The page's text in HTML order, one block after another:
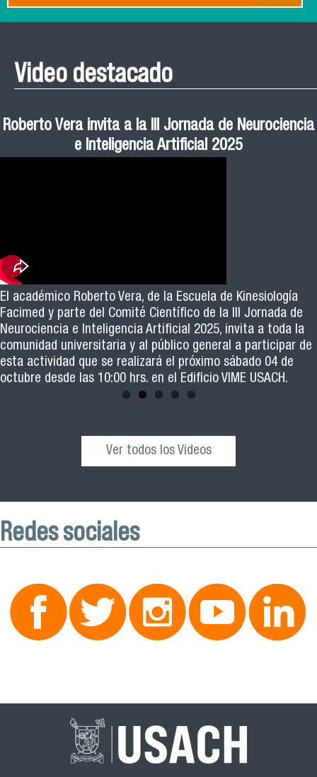
Video destacado
Manual de Buenas de Prácticas y Educación no
Sexista Libre de Violencia en Salud
Roberto Vera invita a la III Jornada de Neurociencia
e Inteligencia Artificial 2025
El académico Roberto Vera, de la Escuela de Kinesiología
Facimed y parte del Comité Científico de la III Jornada de
Neurociencia e Inteligencia Artificial 2025, invita a toda la
comunidad universitaria y al público general a participar de
esta actividad que se realizará el próximo sábado 04 de
octubre desde las 10:00 hrs. en el Edificio VIME USACH.
Jornadas puertas abiertas CESIC
Ceremonia de Graduación Magíster en Salud
Pública cohortes años 2021, 2022 y 2023 FACIMED
Revive la ceremonia de graduación de las y los egresados
de los cohortes 2021, 2022 y 2023 del Magister en Salud
Pública de nuestra facultad
Esteban Aedo: “El uso de tecnología en el deporte
tiene directa relación con la inversión económica”
Ver todos los Videos
Redes sociales